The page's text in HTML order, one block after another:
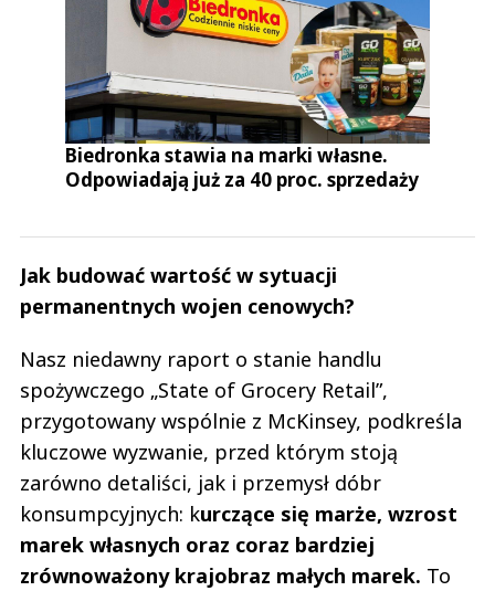
Biedronka stawia na marki własne.
Odpowiadają już za 40 proc. sprzedaży
Jak budować wartość w sytuacji
permanentnych wojen cenowych?
Nasz niedawny raport o stanie handlu
spożywczego „State of Grocery Retail”,
przygotowany wspólnie z McKinsey, podkreśla
kluczowe wyzwanie, przed którym stoją
zarówno detaliści, jak i przemysł dóbr
konsumpcyjnych: kurczące się marże, wzrost
marek własnych oraz coraz bardziej
zrównoważony krajobraz małych marek. To